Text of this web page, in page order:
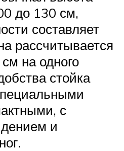
до 130 см,
составляет
рассчитывается
на одного
стойка
с
и